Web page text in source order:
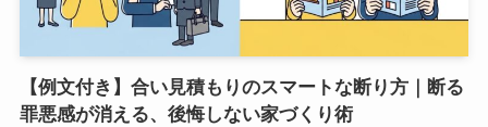
【例文付き】合い見積もりのスマートな断り方｜断る
罪悪感が消える、後悔しない家づくり術